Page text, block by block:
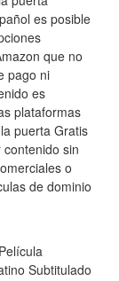
es posible
que no
pago ni
es
plataformas
puerta Gratis
sin
o
de dominio
Subtitulado